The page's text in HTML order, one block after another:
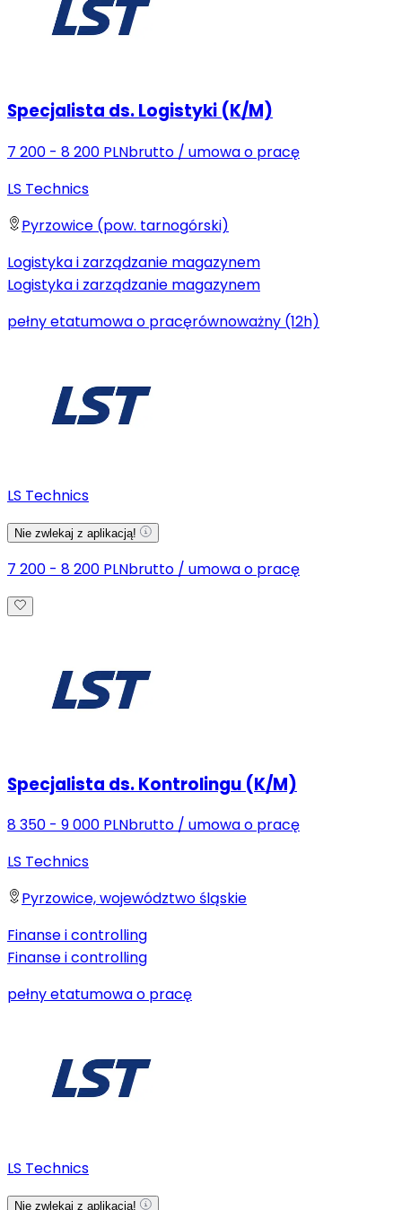
Specjalista ds. Logistyki (K/M)
7 200 - 8 200 PLNbrutto / umowa o pracę
LS Technics
Pyrzowice (pow. tarnogórski)
Logistyka i zarządzanie magazynem
Logistyka i zarządzanie magazynem
pełny etatumowa o pracęrównoważny (12h)
LS Technics
Nie zwlekaj z aplikacją!
7 200 - 8 200 PLNbrutto / umowa o pracę
Specjalista ds. Kontrolingu (K/M)
8 350 - 9 000 PLNbrutto / umowa o pracę
LS Technics
Pyrzowice, województwo śląskie
Finanse i controlling
Finanse i controlling
pełny etatumowa o pracę
LS Technics
Nie zwlekaj z aplikacją!